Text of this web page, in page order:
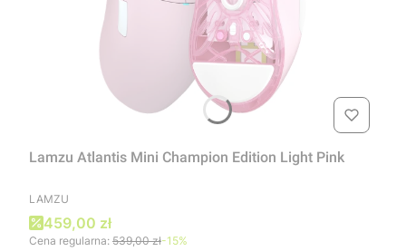
Lamzu Atlantis Mini Champion Edition Light Pink
PRODUCENT
LAMZU
Cena promocyjna
459,00 zł
Cena regularna: 539,00 zł-15%